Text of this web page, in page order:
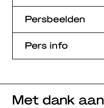
Persbeelden
Pers info
Met dank aan